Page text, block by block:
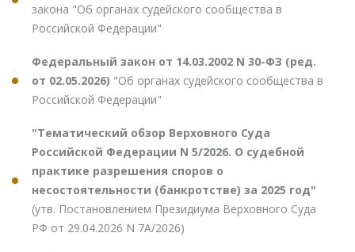
закона "Об органах судейского сообщества в
Российской Федерации"
Федеральный закон от 14.03.2002 N 30-ФЗ (ред.
от 02.05.2026) "Об органах судейского сообщества в
Российской Федерации"
"Тематический обзор Верховного Суда
Российской Федерации N 5/2026. О судебной
практике разрешения споров о
несостоятельности (банкротстве) за 2025 год"
(утв. Постановлением Президиума Верховного Суда
РФ от 29.04.2026 N 7А/2026)